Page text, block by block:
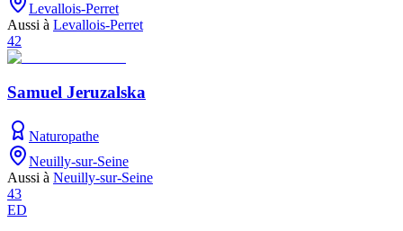
Levallois-Perret
Aussi à Levallois-Perret
42
Samuel Jeruzalska
Naturopathe
Neuilly-sur-Seine
Aussi à Neuilly-sur-Seine
43
ED